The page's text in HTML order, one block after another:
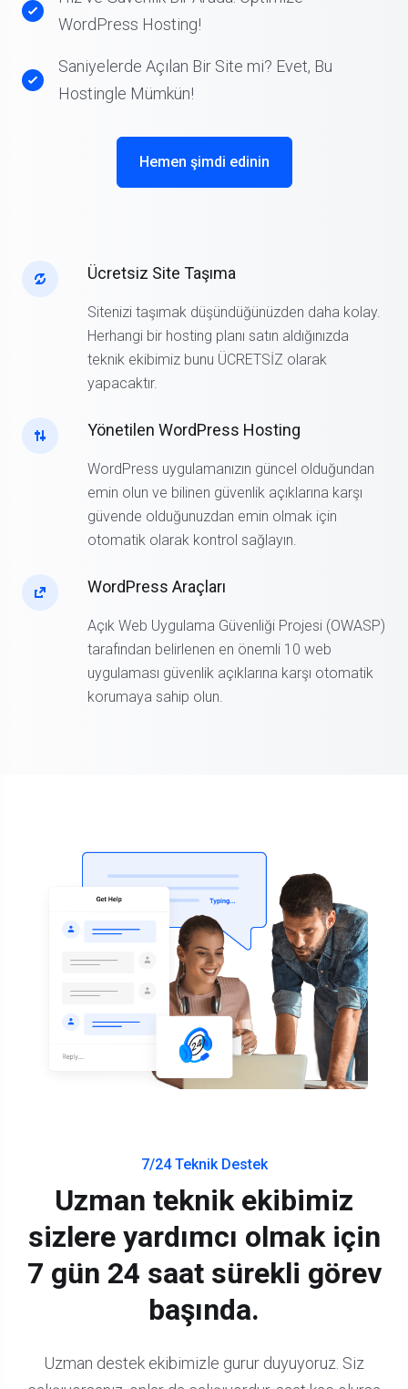
Hız ve Güvenlik Bir Arada: Optimize
WordPress Hosting!
Saniyelerde Açılan Bir Site mi? Evet, Bu
Hostingle Mümkün!
Ücretsiz Site Taşıma
Sitenizi taşımak düşündüğünüzden daha kolay.
Herhangi bir hosting planı satın aldığınızda
yapacaktır.
Yönetilen WordPress Hosting
WordPress uygulamanızın güncel olduğundan
emin olun ve bilinen güvenlik açıklarına karşı
otomatik olarak kontrol sağlayın.
WordPress Araçları
Açık Web Uygulama Güvenliği Projesi (OWASP)
tarafından belirlenen en önemli 10 web
7/24 Teknik Destek
Uzman teknik ekibimiz
sizlere yardımcı olmak için
7 gün 24 saat sürekli görev
başında.